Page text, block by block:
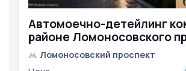
Автомоечно-детейлинг
районе Ломоносовского
Ломоносовский проспект